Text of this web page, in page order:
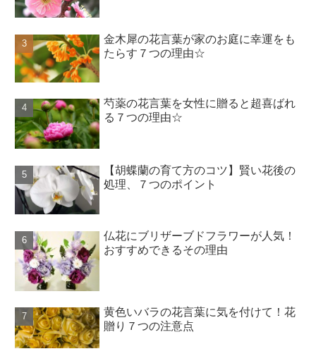
金木犀の花言葉が家のお庭に幸運をも
たらす７つの理由☆
芍薬の花言葉を女性に贈ると超喜ばれ
る７つの理由☆
【胡蝶蘭の育て方のコツ】賢い花後の
処理、７つのポイント
仏花にブリザーブドフラワーが人気！
おすすめできるその理由
黄色いバラの花言葉に気を付けて！花
贈り７つの注意点